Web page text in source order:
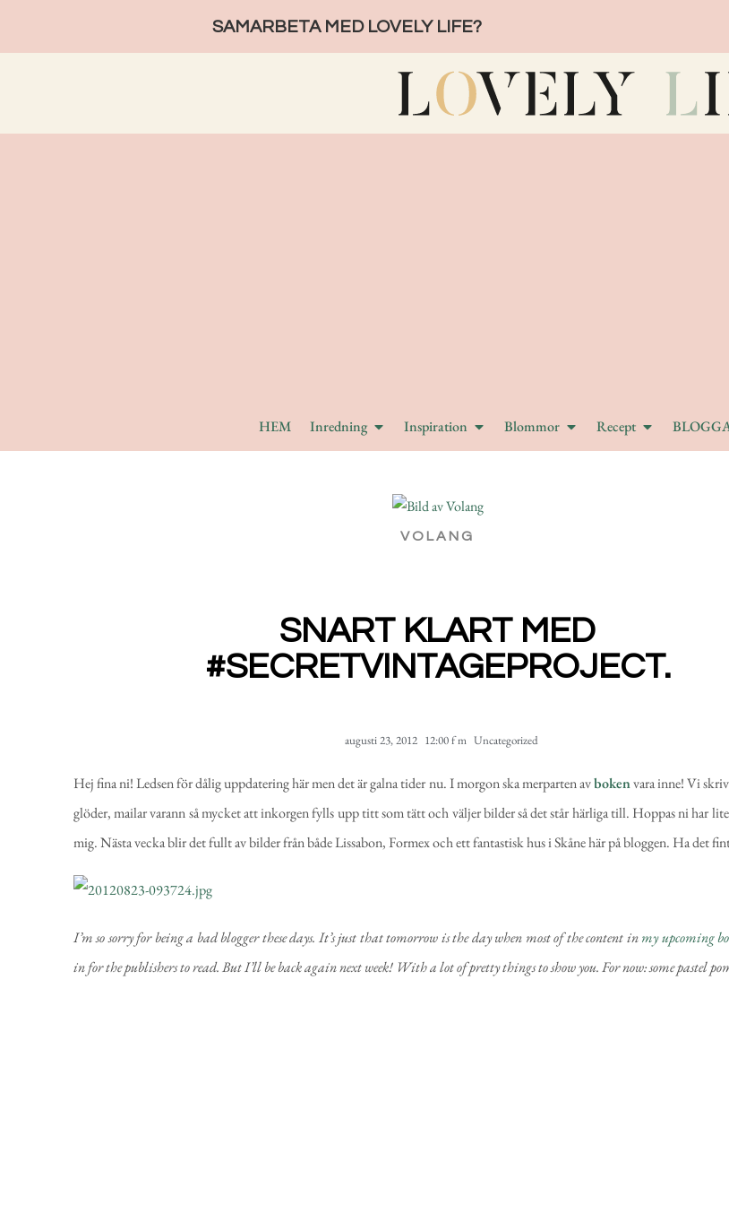
SAMARBETA MED LOVELY LIFE?
HEM Inredning Inspiration Blommor Recept
VOLANG
SNART KLART MED
#SECRETVINTAGEPROJECT.
augusti 23, 2012 12:00 f m Uncategorized
Hej fina ni! Ledsen för dålig uppdatering här men det är galna tider nu. I morgon ska merparten avbokenvara inne! Vi
glöder, mailar varann så mycket att inkorgen fylls upp titt som tätt och väljer bilder så det står härliga till. Hoppas ni har
mig. Nästa vecka blir det fullt av bilder från både Lissabon, Formex och ett fantastisk hus i Skåne här på bloggen. Ha det
I’m so sorry for being a bad blogger these days. It’s just that tomorrow is the day when most of the content inmy upcoming
in for the publishers to read. But I’ll be back again next week! With a lot of pretty things to show you. For now: some pastel